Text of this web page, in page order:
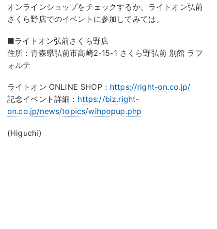
オンラインショップをチェックするか、ライトオン弘前
さくら野店でのイベントに参加してみては。
■ライトオン弘前さくら野店
住所：青森県弘前市高崎2-15-1 さくら野弘前 別館 ラフ
ォルテ
ライトオン ONLINE SHOP： https://right-on.co.jp/
記念イベント詳細： https://biz.right-
on.co.jp/news/topics/wihpopup.php
(Higuchi)